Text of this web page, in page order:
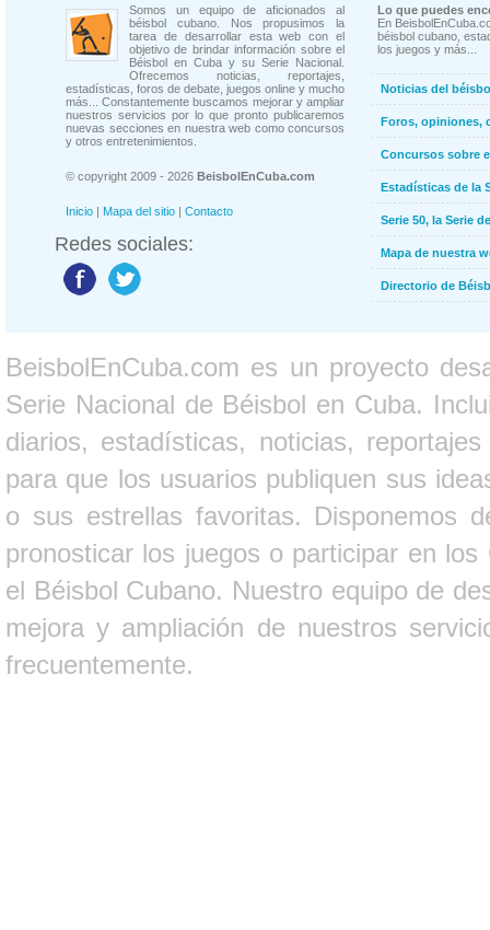
Somos un equipo de aficionados al
béisbol cubano. Nos propusimos la
tarea de desarrollar esta web con el
objetivo de brindar información sobre el
Béisbol en Cuba y su Serie Nacional.
Ofrecemos noticias, reportajes,
estadísticas, foros de debate, juegos online y mucho
más... Constantemente buscamos mejorar y ampliar
nuestros servicios por lo que pronto publicaremos
nuevas secciones en nuestra web como concursos
y otros entretenimientos.
© copyright 2009 - 2026 BeisbolEnCuba.com
Inicio | Mapa del sitio | Contacto
Redes sociales:
Lo que puedes
En
béisbol cubano,
los juegos y más...
Noticias del
Foros, opiniones,
Concursos sobre
Estadísticas de la
Serie 50, la Serie
Mapa de nuestra
Directorio de
BeisbolEnCuba.com es un proyecto
Serie Nacional de Béisbol en Cuba.
diarios, estadísticas, noticias,
para que los usuarios publiquen sus
o sus estrellas favoritas. Disponemos
pronosticar los juegos o participar en
el Béisbol Cubano. Nuestro equipo de
mejora y ampliación de nuestros
frecuentemente.